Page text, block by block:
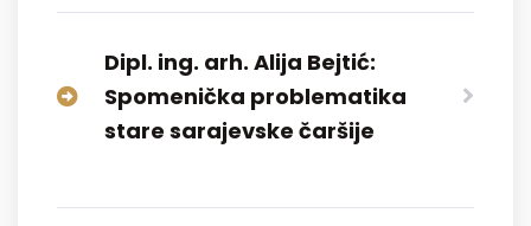
Dipl. ing. arh. Alija Bejtić:
Spomenička problematika
stare sarajevske čaršije